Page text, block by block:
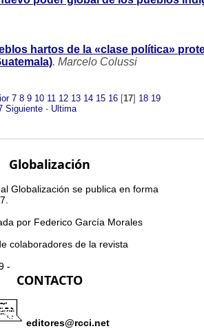
hartos de la «clase política»
. Marcelo Colussi
7 8 9 10 11 12 13 14 15 16 [17] 18 19
Siguiente - Ultima
Globalización
Globalización se publica en forma
por Federico García Morales
colaboradores de la revista
-
CONTACTO
editores@rcci.net